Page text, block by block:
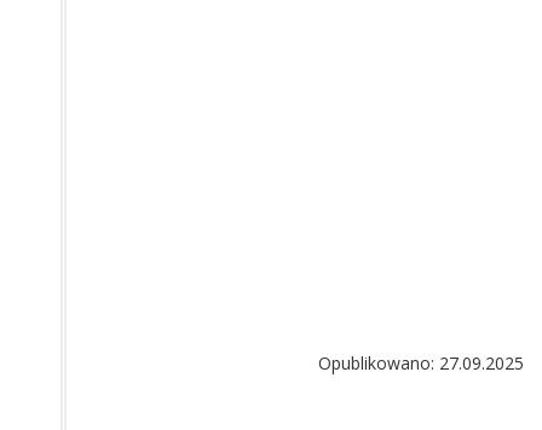
Opublikowano: 27.09.2025